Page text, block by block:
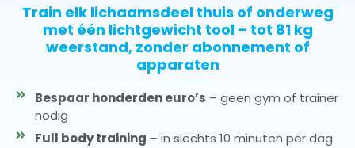
Train elk lichaamsdeel thuis of onderweg
met één lichtgewicht tool – tot 81 kg
weerstand, zonder abonnement of
apparaten
Bespaar honderden euro’s – geen gym of trainer
nodig
Full body training – in slechts 10 minuten per dag